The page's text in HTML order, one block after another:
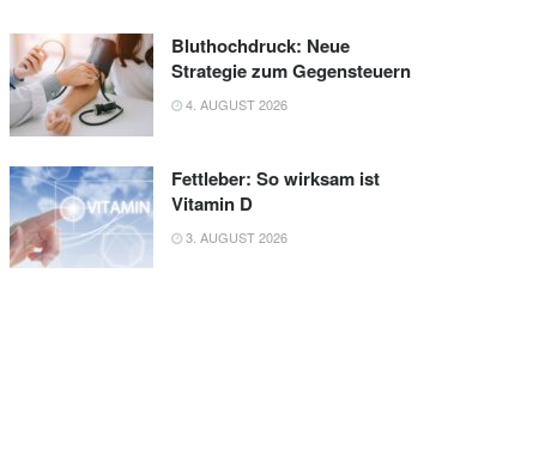
Bluthochdruck: Neue
Strategie zum Gegensteuern
4. AUGUST 2026
Fettleber: So wirksam ist
Vitamin D
3. AUGUST 2026